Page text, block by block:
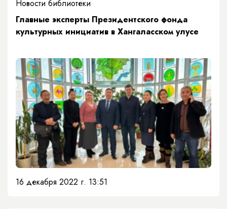
Новости библиотеки
Главные эксперты Президентского фонда
культурных инициатив в Хангаласском улусе
16 декабря 2022 г. 13:51